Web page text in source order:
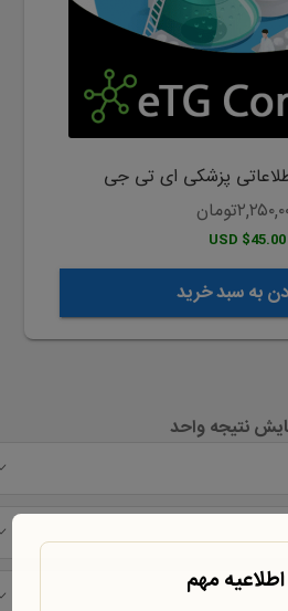
پزشکی ای تی جی
تومان
$45.00 USD
به سبد خرید
نتیجه واحد
مهم